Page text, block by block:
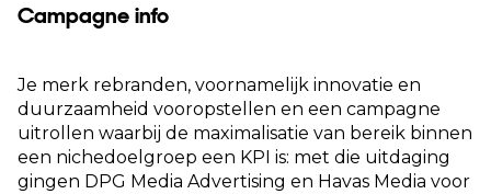
Campagne info
Je merk rebranden, voornamelijk innovatie en
duurzaamheid vooropstellen en een campagne
uitrollen waarbij de maximalisatie van bereik binnen
een nichedoelgroep een KPI is: met die uitdaging
gingen DPG Media Advertising en Havas Media voor